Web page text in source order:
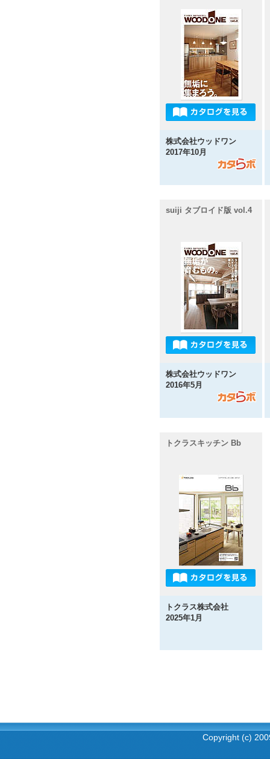
株式会社ウッドワン
2017年10月
suiji タブロイド版 vol.4
株式会社ウッドワン
2016年5月
トクラスキッチン Bb
トクラス株式会社
2025年1月
Copyright (c)